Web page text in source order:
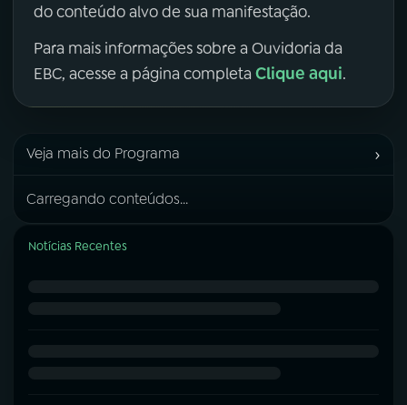
do conteúdo alvo de sua manifestação.
Para mais informações sobre a Ouvidoria da
EBC, acesse a página completa Clique aqui.
Veja mais do Programa ›
Carregando conteúdos...
Notícias Recentes